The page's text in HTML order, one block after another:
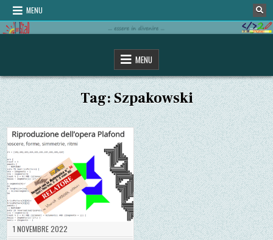
Skip
content
MENU
MENU
Tag:Szpakowski
1 NOVEMBRE 2022